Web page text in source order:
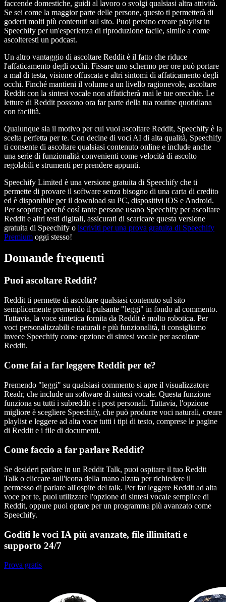
faccende domestiche, guidi al lavoro o svolgi qualsiasi altra attività.
Se sei come la maggior parte delle persone, questo ti permetterà di
goderti molti più contenuti sul sito. Puoi persino creare playlist in
Speechify per un'esperienza di riproduzione facile, simile a come
ascolteresti un podcast.
Un altro vantaggio di ascoltare Reddit è il fatto che riduce
l'affaticamento degli occhi. Fissare uno schermo per ore può portare
a mal di testa, visione offuscata e altri sintomi di affaticamento degli
occhi. Finché mantieni il volume a un livello ragionevole, ascoltare
Reddit con la sintesi vocale non affaticherà mai le tue orecchie. Le
letture di Reddit possono ora far parte della tua routine quotidiana
con facilità.
Qualunque sia il motivo per cui vuoi ascoltare Reddit, Speechify è la
scelta perfetta per te. Con decine di voci AI di alta qualità, Speechify
ti consente di ascoltare qualsiasi contenuto online e include anche
una serie di funzionalità convenienti come velocità di ascolto
regolabili e strumenti per prendere appunti.
Speechify Limited è una versione gratuita di Speechify che ti
permette di provare il software senza bisogno di una carta di credito
ed è disponibile per il download su PC, dispositivi iOS e Android.
Per scoprire perché così tante persone usano Speechify per ascoltare
Reddit e altri testi digitali, assicurati di scaricare questa versione
gratuita di Speechify o iscriviti per una prova gratuita di Speechify
Premium oggi stesso!
Domande frequenti
Puoi ascoltare Reddit?
Reddit ti permette di ascoltare qualsiasi contenuto sul sito
semplicemente premendo il pulsante "leggi" in fondo al commento.
Tuttavia, la voce sintetica fornita da Reddit è molto robotica. Per
voci personalizzabili e naturali e più funzionalità, ti consigliamo
invece Speechify come opzione di sintesi vocale per ascoltare
Reddit.
Come fai a far leggere Reddit per te?
Premendo "leggi" su qualsiasi commento si apre il visualizzatore
Readr, che include un software di sintesi vocale. Questa funzione
funziona su tutti i subreddit e i post personali. Tuttavia, l'opzione
migliore è scegliere Speechify, che può produrre voci naturali, creare
playlist e leggere ad alta voce tutti i tipi di testo, comprese le pagine
di Reddit e i file di documenti.
Come faccio a far parlare Reddit?
Se desideri parlare in un Reddit Talk, puoi ospitare il tuo Reddit
Talk o cliccare sull'icona della mano alzata per richiedere il
permesso di parlare all'ospite del talk. Per far leggere Reddit ad alta
voce per te, puoi utilizzare l'opzione di sintesi vocale semplice di
Reddit, oppure puoi optare per un programma più avanzato come
Speechify.
Goditi le voci IA più avanzate, file illimitati e
supporto 24/7
Prova gratis